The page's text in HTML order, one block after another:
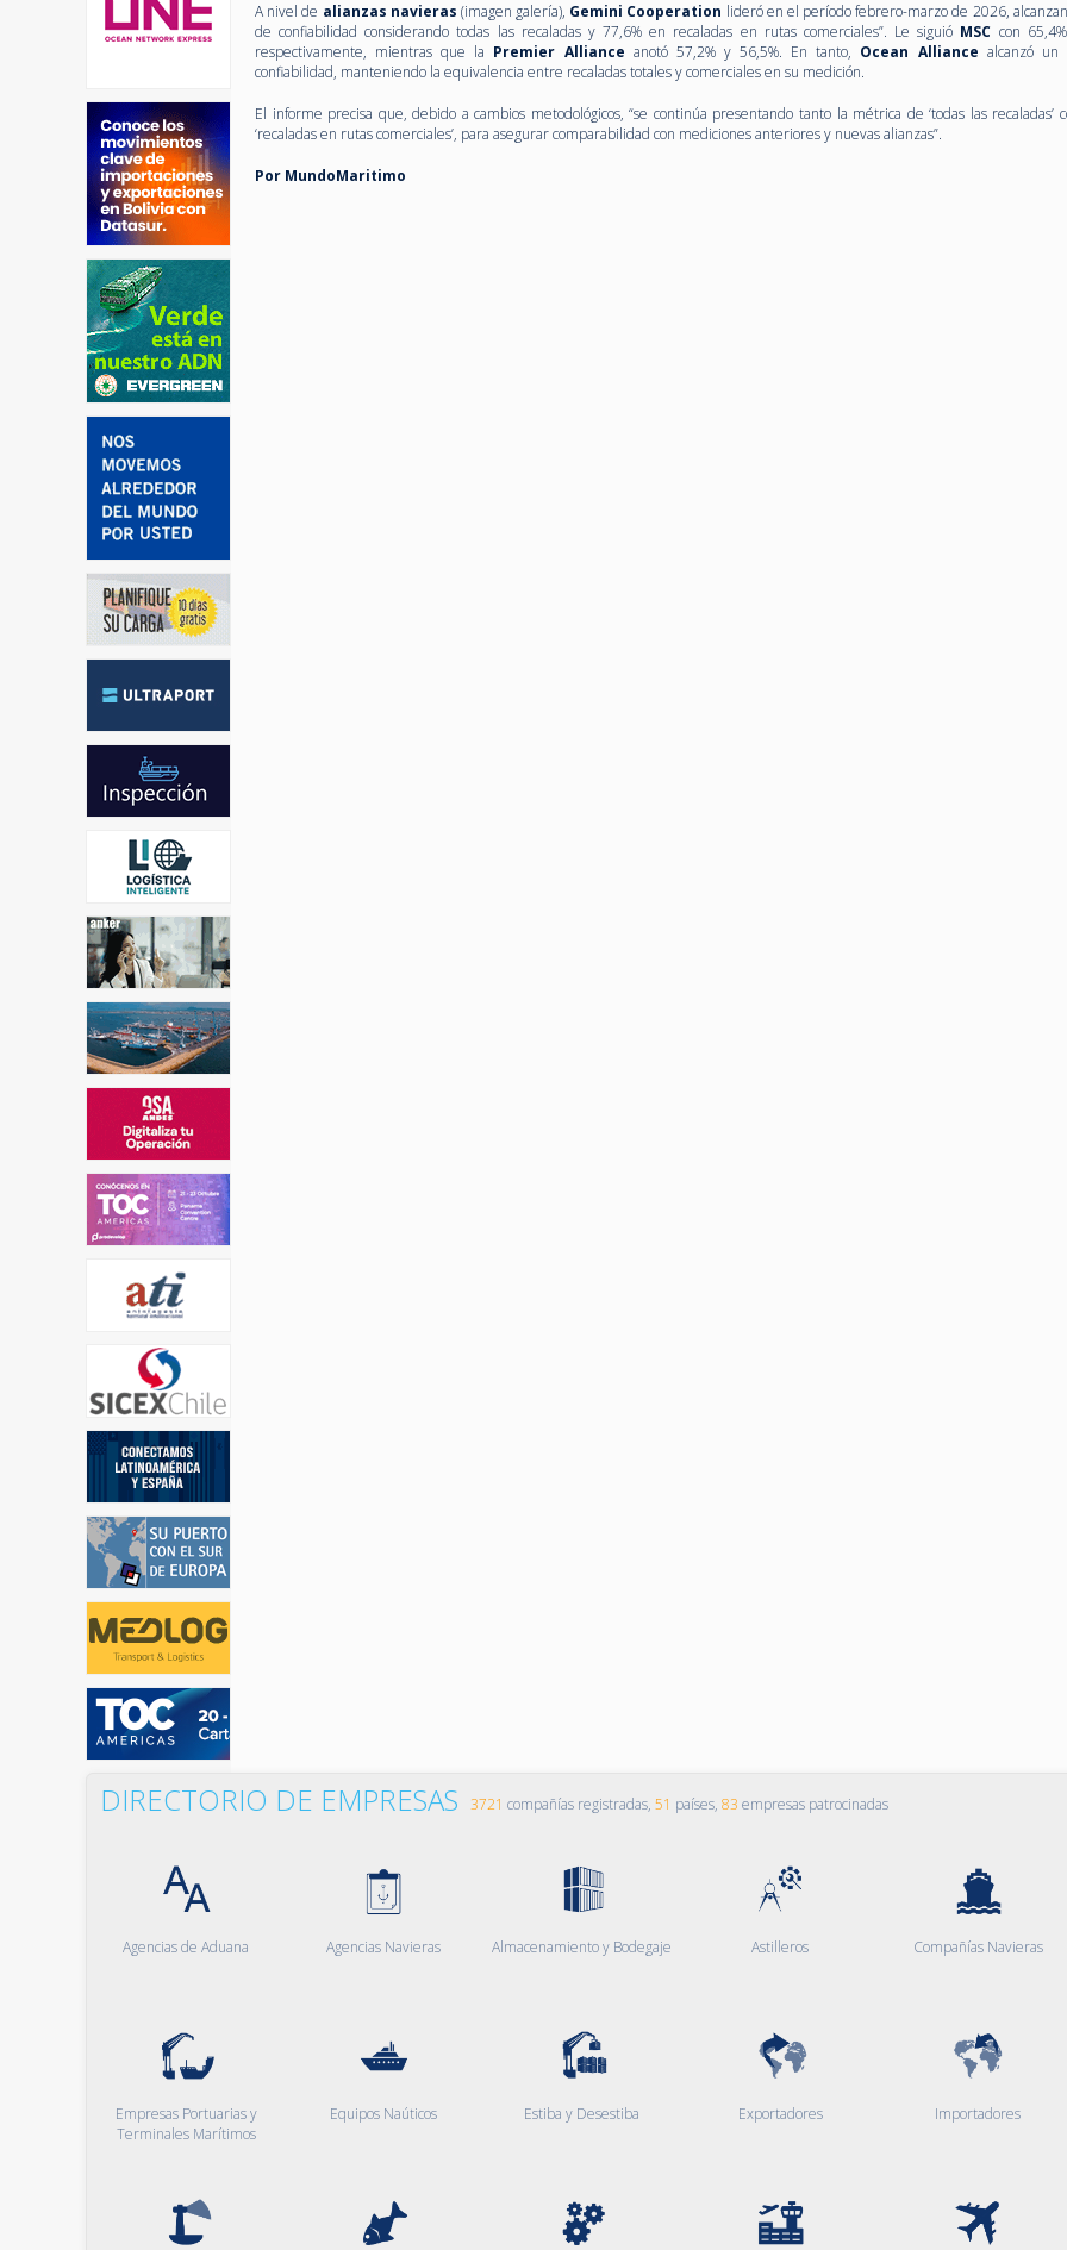
A nivel de alianzas navieras (imagen galería), Gemini Cooperation lideró en el período febrero-marzo de 2026,
de confiabilidad considerando todas las recaladas y 77,6% en recaladas en rutas comerciales”. Le siguió MSC con
respectivamente, mientras que la Premier Alliance anotó 57,2% y 56,5%. En tanto, Ocean Alliance alcanzó un
confiabilidad, manteniendo la equivalencia entre recaladas totales y comerciales en su medición.
El informe precisa que, debido a cambios metodológicos, “se continúa presentando tanto la métrica de ‘todas las recaladas’
‘recaladas en rutas comerciales’, para asegurar comparabilidad con mediciones anteriores y nuevas alianzas”.
Por MundoMaritimo
DIRECTORIO DE EMPRESAS 3721 compañías registradas, 51 países, 83 empresas patrocinadas
Agencias de Aduana Agencias Navieras Almacenamiento y Bodegaje Astilleros Compañías Navieras
Empresas Portuarias y
Terminales Marítimos
Equipos Naúticos Estiba y Desestiba Exportadores Importadores